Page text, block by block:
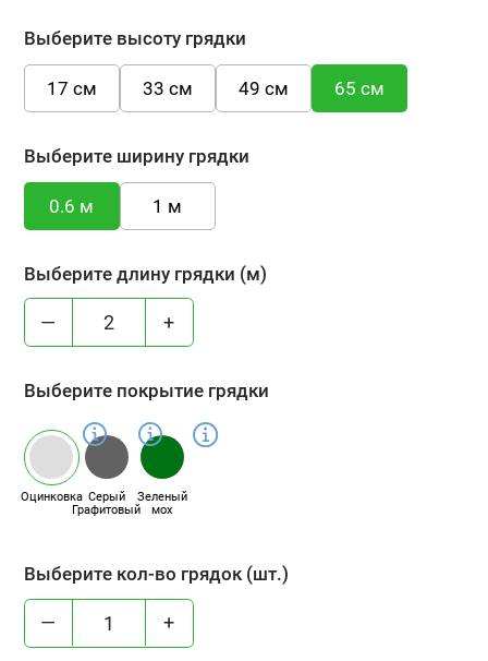
Выберите высоту грядки
17 см 33 см 49 см 65 см
Выберите ширину грядки
0.6 м 1 м
Выберите длину грядки (м)
— +
Выберите покрытие грядки
Оцинковка Серый
Графитовый
Зеленый
мох
Выберите кол-во грядок (шт.)
— +